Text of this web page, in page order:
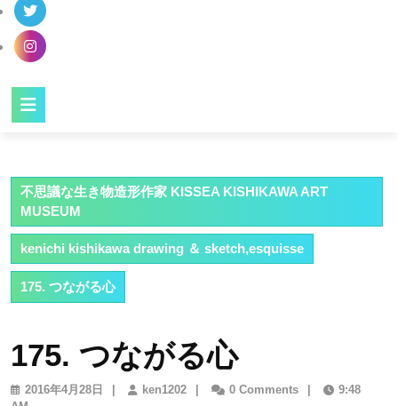
不思議な生き物造形作家 KISSEA KISHIKAWA ART
MUSEUM
kenichi kishikawa drawing ＆ sketch,esquisse
175. つながる心
175. つながる心
2016年4月28日
2016
ken1202ken12020 Comments
9:48